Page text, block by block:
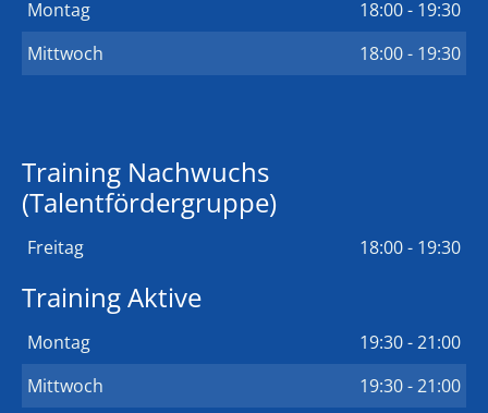
Montag
18:00 - 19:30
Mittwoch
18:00 - 19:30
Training Nachwuchs
(Talentfördergruppe)
Freitag 18:00 - 19:30
Training Aktive
Montag
19:30 - 21:00
Mittwoch
19:30 - 21:00